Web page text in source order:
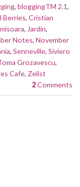
, bloggingTM 2.1,
Berries, Cristian
, Jardin,
Notes, November
, Senneville, Siviero
Grozavescu,
Cafe, Zelist
2Comments